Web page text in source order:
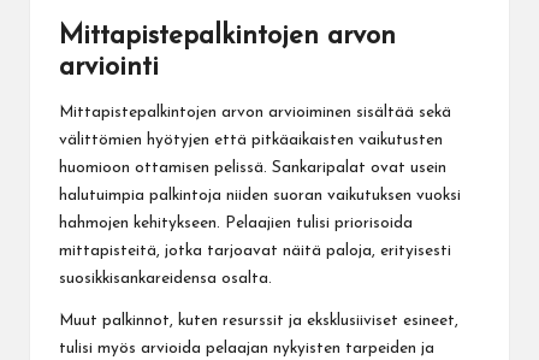
Mittapistepalkintojen arvon
arviointi
Mittapistepalkintojen arvon arvioiminen sisältää sekä
välittömien hyötyjen että pitkäaikaisten vaikutusten
huomioon ottamisen pelissä. Sankaripalat ovat usein
halutuimpia palkintoja niiden suoran vaikutuksen vuoksi
hahmojen kehitykseen. Pelaajien tulisi priorisoida
mittapisteitä, jotka tarjoavat näitä paloja, erityisesti
suosikkisankareidensa osalta.
Muut palkinnot, kuten resurssit ja eksklusiiviset esineet,
tulisi myös arvioida pelaajan nykyisten tarpeiden ja